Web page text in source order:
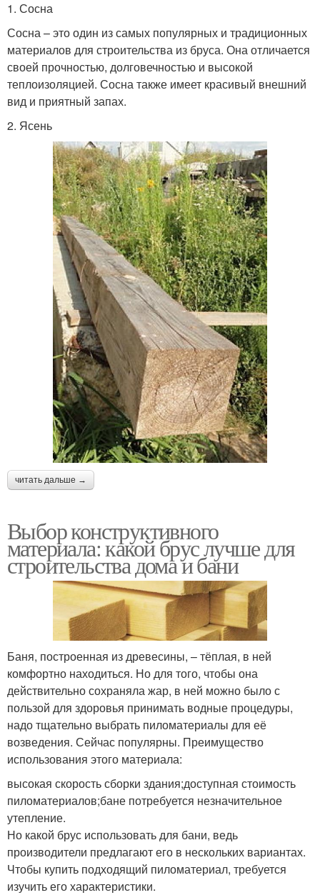
1. Сосна
Сосна – это один из самых популярных и традиционных
материалов для строительства из бруса. Она отличается
своей прочностью, долговечностью и высокой
теплоизоляцией. Сосна также имеет красивый внешний
вид и приятный запах.
2. Ясень
читать дальше →
Выбор конструктивного
материала: какой брус лучше для
строительства дома и бани
Баня, построенная из древесины, – тёплая, в ней
комфортно находиться. Но для того, чтобы она
действительно сохраняла жар, в ней можно было с
пользой для здоровья принимать водные процедуры,
надо тщательно выбрать пиломатериалы для её
возведения. Сейчас популярны. Преимущество
использования этого материала:
высокая скорость сборки здания;доступная стоимость
пиломатериалов;бане потребуется незначительное
утепление.
Но какой брус использовать для бани, ведь
производители предлагают его в нескольких вариантах.
Чтобы купить подходящий пиломатериал, требуется
изучить его характеристики.